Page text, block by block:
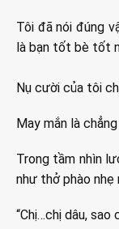
Tôi đã nói đúng
là bạn tốt bè tốt
Nụ cười của tôi
May mắn là chẳng
Trong tầm nhìn
như thở phào nhẹ
“Chị…chị dâu, sao